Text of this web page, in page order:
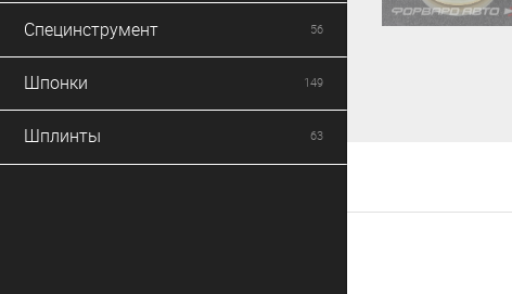
Специнструмент 56
Шпонки 149
Шплинты 63